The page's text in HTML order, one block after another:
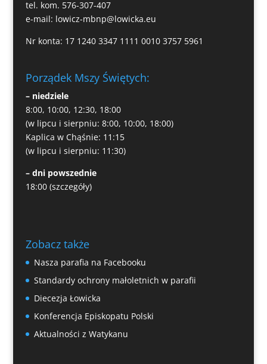
tel. kom. 576-307-407
e-mail: lowicz-mbnp@lowicka.eu
Nr konta: 17 1240 3347 1111 0010 3757 5961
Porządek Mszy Świętych:
– niedziele
8:00, 10:00, 12:30, 18:00
(w lipcu i sierpniu: 8:00, 10:00, 18:00)
Kaplica w Chąśnie: 11:15
(w lipcu i sierpniu: 11:30)
– dni powszednie
18:00 (szczegóły)
Zobacz także
Nasza parafia na Facebooku
Standardy ochrony małoletnich w parafii
Diecezja Łowicka
Konferencja Episkopatu Polski
Aktualności z Watykanu